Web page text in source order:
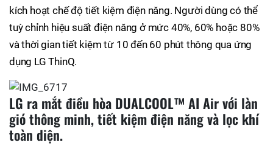
kích hoạt chế độ tiết kiệm điện năng. Người dùng có thể
tuỳ chỉnh hiệu suất điện năng ở mức 40%, 60% hoặc 80%
và thời gian tiết kiệm từ 10 đến 60 phút thông qua ứng
dụng LG ThinQ.
LG ra mắt điều hòa DUALCOOL™ AI Air với làn
gió thông minh, tiết kiệm điện năng và lọc khí
toàn diện.